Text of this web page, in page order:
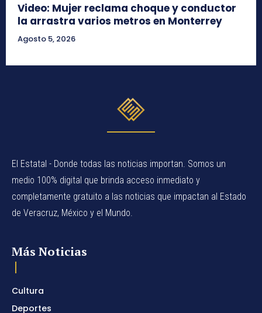
Video: Mujer reclama choque y conductor
la arrastra varios metros en Monterrey
Agosto 5, 2026
El Estatal - Donde todas las noticias importan. Somos un
medio 100% digital que brinda acceso inmediato y
completamente gratuito a las noticias que impactan al Estado
de Veracruz, México y el Mundo.
Más Noticias
Cultura
Deportes